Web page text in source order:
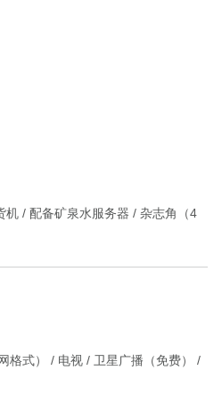
机 / 配备矿泉水服务器 / 杂志角（4
格式） / 电视 / 卫星广播（免费）